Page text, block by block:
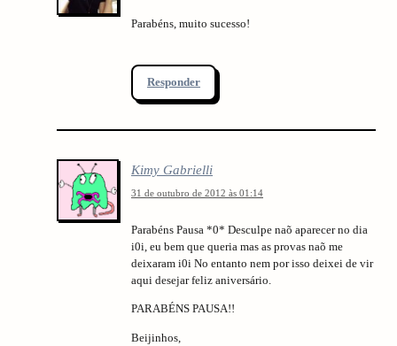
Parabéns, muito sucesso!
Responder
Kimy Gabrielli
31 de outubro de 2012 às 01:14
Parabéns Pausa *0* Desculpe naõ aparecer no dia
i0i, eu bem que queria mas as provas naõ me
deixaram i0i No entanto nem por isso deixei de vir
aqui desejar feliz aniversário.
PARABÉNS PAUSA!!
Beijinhos,